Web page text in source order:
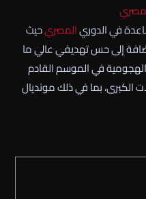
في الدوريالمصريحيث
إلى حس تهديفي عالي ما
الهجومية في الموسم القادم
بما في ذلك مونديال